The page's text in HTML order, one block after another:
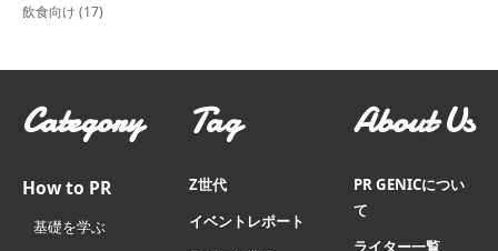
飲食向け (17)
Category
How to PR
基礎を学ぶ
Tag
Z世代
イベントレポート
About Us
PR GENICについ
て
ライター一覧